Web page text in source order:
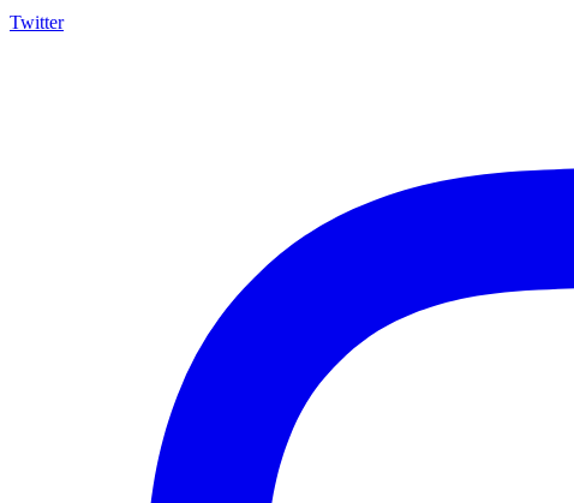
Twitter